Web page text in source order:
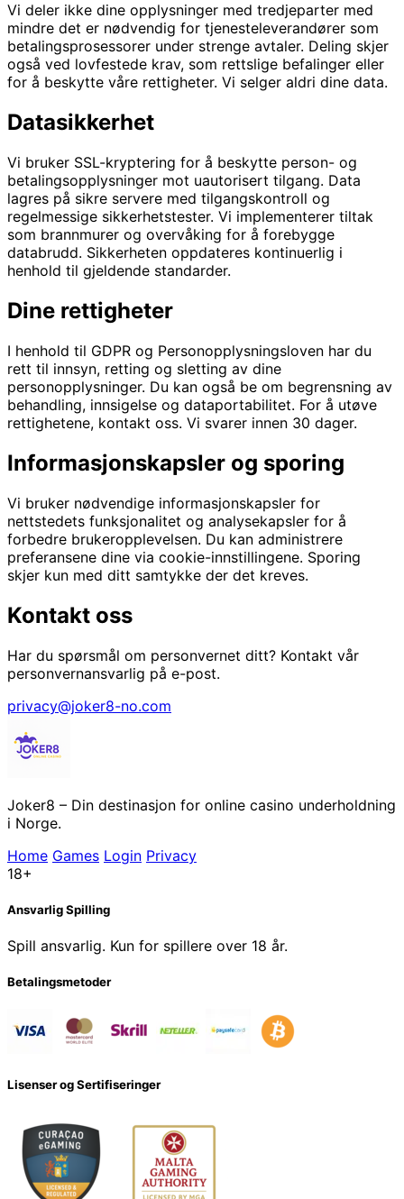
Vi deler ikke dine opplysninger med tredjeparter med
mindre det er nødvendig for tjenesteleverandører som
betalingsprosessorer under strenge avtaler. Deling skjer
også ved lovfestede krav, som rettslige befalinger eller
for å beskytte våre rettigheter. Vi selger aldri dine data.
Datasikkerhet
Vi bruker SSL-kryptering for å beskytte person- og
betalingsopplysninger mot uautorisert tilgang. Data
lagres på sikre servere med tilgangskontroll og
regelmessige sikkerhetstester. Vi implementerer tiltak
som brannmurer og overvåking for å forebygge
databrudd. Sikkerheten oppdateres kontinuerlig i
henhold til gjeldende standarder.
Dine rettigheter
I henhold til GDPR og Personopplysningsloven har du
rett til innsyn, retting og sletting av dine
personopplysninger. Du kan også be om begrensning av
behandling, innsigelse og dataportabilitet. For å utøve
rettighetene, kontakt oss. Vi svarer innen 30 dager.
Informasjonskapsler og sporing
Vi bruker nødvendige informasjonskapsler for
nettstedets funksjonalitet og analysekapsler for å
forbedre brukeropplevelsen. Du kan administrere
preferansene dine via cookie-innstillingene. Sporing
skjer kun med ditt samtykke der det kreves.
Kontakt oss
Har du spørsmål om personvernet ditt? Kontakt vår
personvernansvarlig på e-post.
privacy@joker8-no.com
Joker8 – Din destinasjon for online casino underholdning
i Norge.
Home Games Login Privacy
18+
Ansvarlig Spilling
Spill ansvarlig. Kun for spillere over 18 år.
Betalingsmetoder
Lisenser og Sertifiseringer